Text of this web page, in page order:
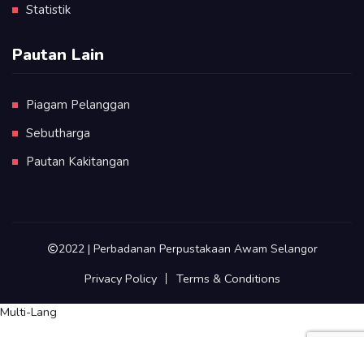
Statistik
Pautan Lain
Piagam Pelanggan
Sebutharga
Pautan Kakitangan
2022 | Perbadanan Perpustakaan Awam Selangor
Privacy Policy Terms & Conditions
Multi-Lang